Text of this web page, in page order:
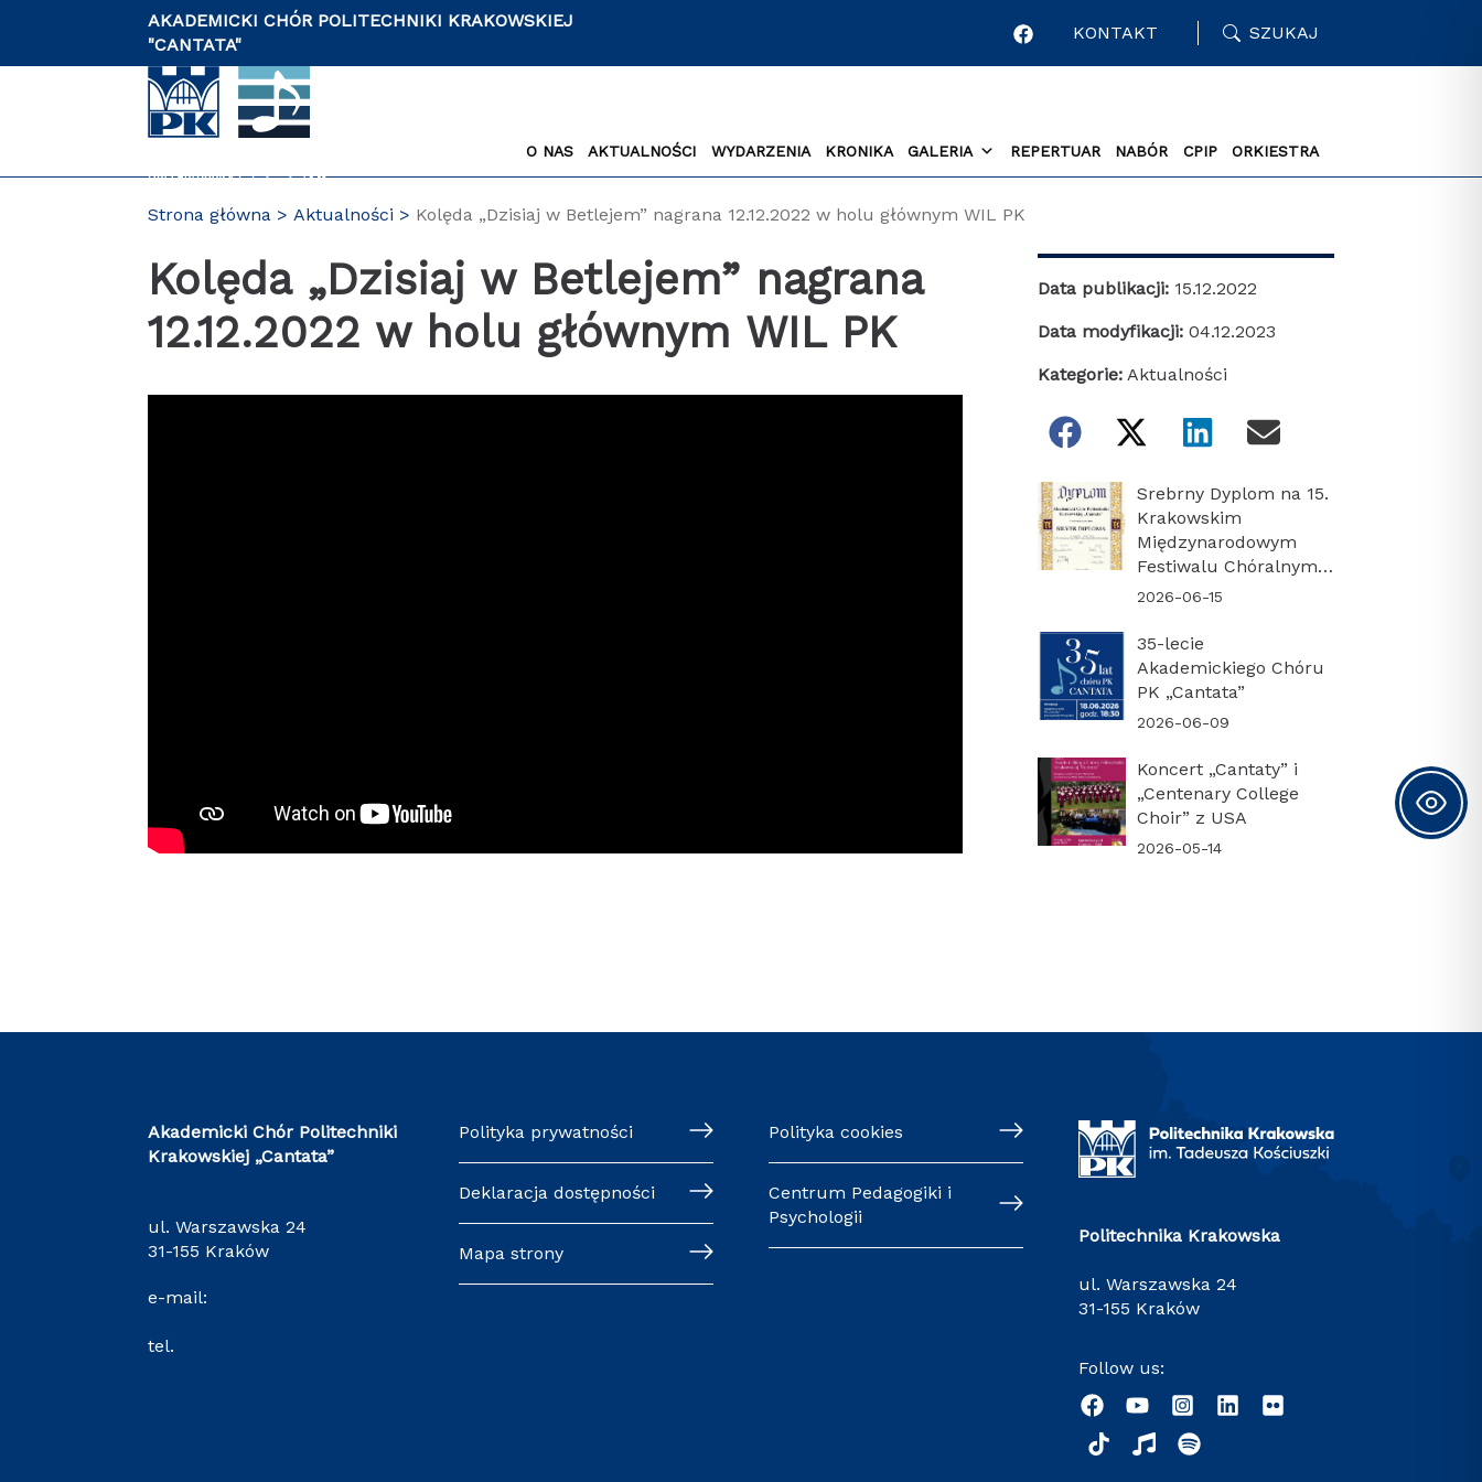
AKADEMICKI CHÓR POLITECHNIKI KRAKOWSKIEJ
"CANTATA"
KONTAKT SZUKAJ
PL
O NAS AKTUALNOŚCI WYDARZENIA KRONIKA GALERIA REPERTUAR NABÓR CPIP ORKIESTRA
Strona główna Aktualności Kolęda „Dzisiaj w Betlejem” nagrana 12.12.2022 w holu głównym WIL PK
Kolęda „Dzisiaj w Betlejem” nagrana
12.12.2022 w holu głównym WIL PK
Data publikacji: 15.12.2022
Data modyfikacji: 04.12.2023
Kategorie: Aktualności
Srebrny Dyplom na 15.
Krakowskim
Międzynarodowym
Festiwalu Chóralnym
„Cracovia Cantans”
2026-06-15
35-lecie
Akademickiego Chóru
PK „Cantata”
2026-06-09
Koncert „Cantaty” i
„Centenary College
Choir” z USA
2026-05-14
Akademicki Chór Politechniki
Krakowskiej „Cantata”
ul. Warszawska 24
31-155 Kraków
e-mail:
tel.
Polityka prywatności
Deklaracja dostępności
Mapa strony
Polityka cookies
Centrum Pedagogiki i
Psychologii
Politechnika Krakowska
ul. Warszawska 24
31-155 Kraków
Follow us: